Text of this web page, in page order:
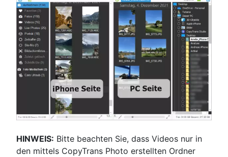
HINWEIS: Bitte beachten Sie, dass Videos nur in
den mittels CopyTrans Photo erstellten Ordner